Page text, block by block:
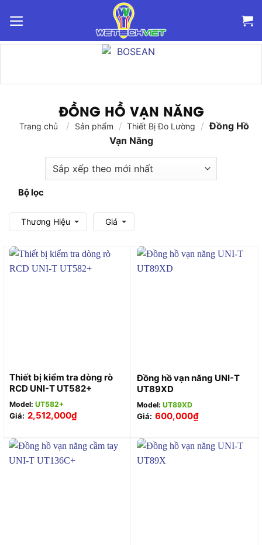
qua
ĐỒNG HỒ VẠN NĂNG
Trang chủ / Sản phẩm / Thiết Bị Đo Lường / Đồng Hồ
Vạn Năng
Bộ lọc
Thương Hiệu Giá
Thiết bị kiểm tra dòng rò
RCD UNI-T UT582+
Model: UT582+
Giá: 2,512,000₫
Đồng hồ vạn năng UNI-T
UT89XD
Model: UT89XD
Giá: 600,000₫